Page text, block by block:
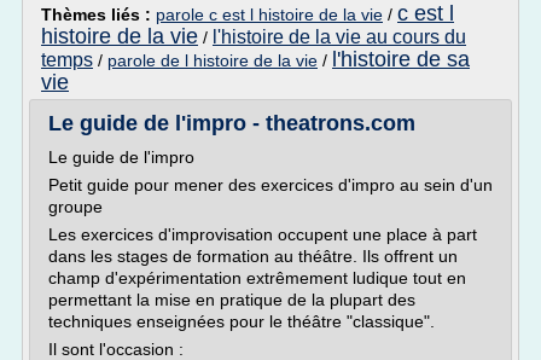
Thèmes liés : parole c est l histoire de la vie / c est l
histoire de la vie / l'histoire de la vie au cours du
temps / parole de l histoire de la vie / l'histoire de sa
vie
Le guide de l'impro - theatrons.com
Le guide de l'impro
Petit guide pour mener des exercices d'impro au sein d'un
groupe
Les exercices d'improvisation occupent une place à part
dans les stages de formation au théâtre. Ils offrent un
champ d'expérimentation extrêmement ludique tout en
permettant la mise en pratique de la plupart des
techniques enseignées pour le théâtre "classique".
Il sont l'occasion :